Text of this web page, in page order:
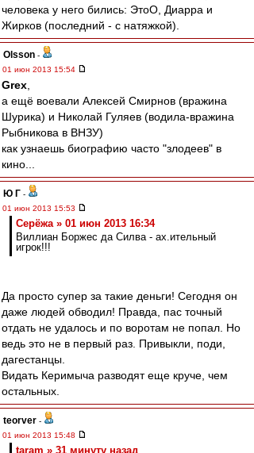
человека у него бились: ЭтоО, Диарра и
Жирков (последний - с натяжкой).
Olsson -
01 июн 2013 15:54
Grex
а ещё воевали Алексей Смирнов (вражина
Шурика) и Николай Гуляев (водила-вражина
Рыбникова в ВНЗУ)
как узнаешь биографию часто "злодеев" в
кино...
Ю Г -
01 июн 2013 15:53
Серёжа » 01 июн 2013 16:34
Виллиан Боржес да Силва - ах.ительный
игрок!!!
Да просто супер за такие деньги! Сегодня он
даже людей обводил! Правда, пас точный
отдать не удалось и по воротам не попал. Но
ведь это не в первый раз. Привыкли, поди,
дагестанцы.
Видать Керимыча разводят еще круче, чем
остальных.
teorver -
01 июн 2013 15:48
taram » 31 минуту назад